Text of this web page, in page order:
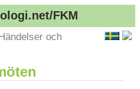
FKM
och